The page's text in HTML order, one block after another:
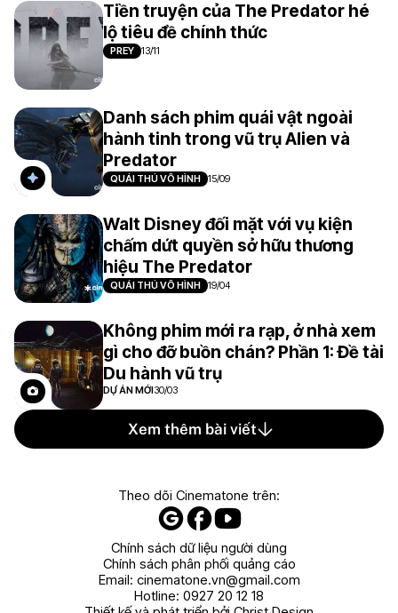
Tiền truyện của The Predator hé
lộ tiêu đề chính thức
PREY 13/11
Danh sách phim quái vật ngoài
hành tinh trong vũ trụ Alien và
Predator
QUÁI THÚ VÔ HÌNH 15/09
Walt Disney đối mặt với vụ kiện
chấm dứt quyền sở hữu thương
hiệu The Predator
QUÁI THÚ VÔ HÌNH 19/04
Không phim mới ra rạp, ở nhà xem
gì cho đỡ buồn chán? Phần 1: Đề tài
Du hành vũ trụ
DỰ ÁN MỚI30/03
Xem thêm bài viết
Theo dõi Cinematone trên:
Chính sách dữ liệu người dùng
Chính sách phân phối quảng cáo
Email: cinematone.vn@gmail.com
Hotline: 0927 20 12 18